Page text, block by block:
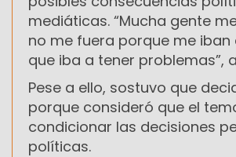
mediáticas. “Mucha gente
no me fuera porque me iban
que iba a tener problemas”,
Pese a ello, sostuvo que
porque consideró que el
condicionar las decisiones
políticas.